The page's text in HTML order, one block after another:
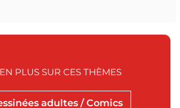
adultes / Comics
PLUS SUR CES THÈMES